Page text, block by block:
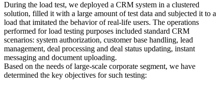
During the load test, we deployed a CRM system in a clustered
solution, filled it with a large amount of test data and subjected it to a
load that imitated the behavior of real-life users. The operations
performed for load testing purposes included standard CRM
scenarios: system authorization, customer base handling, lead
management, deal processing and deal status updating, instant
messaging and document uploading.
Based on the needs of large-scale corporate segment, we have
determined the key objectives for such testing: